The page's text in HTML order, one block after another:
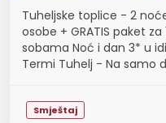
Tuheljske toplice - 2
osobe + GRATIS paket
sobama Noć i dan 3* u
Termi Tuhelj - Na samo
Smještaj